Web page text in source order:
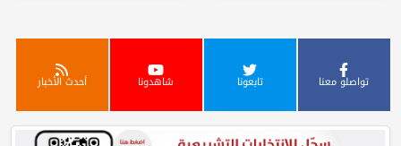
تواصلو معنا تابعونا شاهدونا أحدث الأخبار